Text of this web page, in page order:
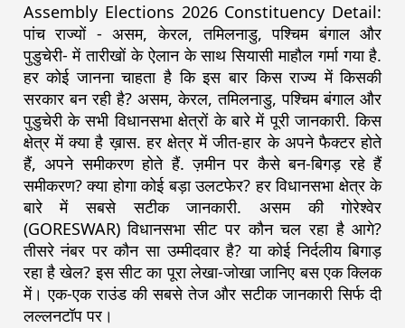
Assembly Elections 2026 Constituency Detail:
पांच राज्यों - असम, केरल, तमिलनाडु, पश्चिम बंगाल और
पुडुचेरी- में तारीखों के ऐलान के साथ सियासी माहौल गर्मा गया है.
हर कोई जानना चाहता है कि इस बार किस राज्य में किसकी
सरकार बन रही है? असम, केरल, तमिलनाडु, पश्चिम बंगाल और
पुडुचेरी के सभी विधानसभा क्षेत्रों के बारे में पूरी जानकारी. किस
क्षेत्र में क्या है ख़ास. हर क्षेत्र में जीत-हार के अपने फैक्टर होते
हैं, अपने समीकरण होते हैं. ज़मीन पर कैसे बन-बिगड़ रहे हैं
समीकरण? क्या होगा कोई बड़ा उलटफेर? हर विधानसभा क्षेत्र के
बारे में सबसे सटीक जानकारी. असम की गोरेश्वेर
(GORESWAR) विधानसभा सीट पर कौन चल रहा है आगे?
तीसरे नंबर पर कौन सा उम्मीदवार है? या कोई निर्दलीय बिगाड़
रहा है खेल? इस सीट का पूरा लेखा-जोखा जानिए बस एक क्लिक
में। एक-एक राउंड की सबसे तेज और सटीक जानकारी सिर्फ दी
लल्लनटॉप पर।